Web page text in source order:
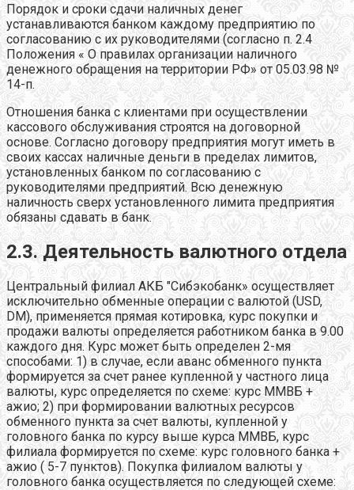
Порядок и сроки сдачи наличных денег
устанавливаются банком каждому предприятию по
согласованию с их руководителями (согласно п. 2.4
Положения « О правилах организации наличного
денежного обращения на территории РФ» от 05.03.98 №
14-п.
Отношения банка с клиентами при осуществлении
кассового обслуживания строятся на договорной
основе. Согласно договору предприятия могут иметь в
своих кассах наличные деньги в пределах лимитов,
установленных банком по согласованию с
руководителями предприятий. Всю денежную
наличность сверх установленного лимита предприятия
обязаны сдавать в банк.
2.3. Деятельность валютного отдела
Центральный филиал АКБ "Сибэкобанк» осуществляет
исключительно обменные операции с валютой (USD,
DM), применяется прямая котировка, курс покупки и
продажи валюты определяется работником банка в 9.00
каждого дня. Курс может быть определен 2-мя
способами: 1) в случае, если аванс обменного пункта
формируется за счет ранее купленной у частного лица
валюты, курс определяется по схеме: курс ММВБ +
ажио; 2) при формировании валютных ресурсов
обменного пункта за счет валюты, купленной у
головного банка по курсу выше курса ММВБ, курс
филиала формируется по схеме: курс головного банка +
ажио ( 5-7 пунктов). Покупка филиалом валюты у
головного банка осуществляется по следующей схеме: